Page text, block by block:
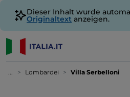
Dieser Inhalt wurde
Originaltext anzeigen.
... Lombardei Villa Serbelloni